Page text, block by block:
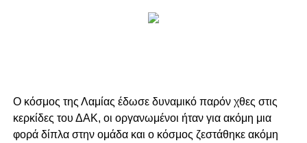
Ο κόσμος της Λαμίας έδωσε δυναμικό παρόν χθες στις
κερκίδες του ΔΑΚ, οι οργανωμένοι ήταν για ακόμη μια
φορά δίπλα στην ομάδα και ο κόσμος ζεστάθηκε ακόμη